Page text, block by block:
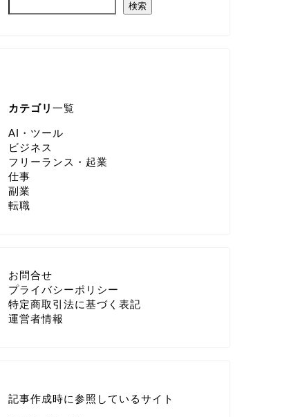
検索
カテゴリ 一覧
AI・ツール
ビジネス
フリーランス・起業
仕事
副業
転職
お問合せ
プライバシーポリシー
特定商取引法に基づく表記
運営者情報
記事作成時に参照しているサイト